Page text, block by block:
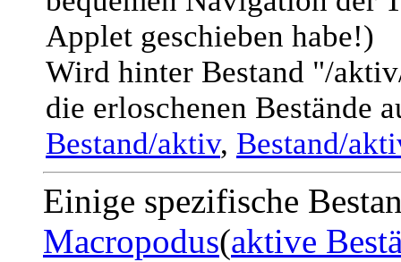
Applet geschieben habe!)
Wird hinter Bestand "/
die erloschenen Bestände
Bestand/aktiv, Bestand/
Einige spezifische
Macropodus(aktive